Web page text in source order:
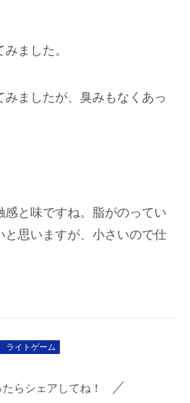
ました。
みましたが、臭みもなくあっ
感と味ですね。脂がのってい
と思いますが、小さいので仕
ライトゲーム
たらシェアしてね！